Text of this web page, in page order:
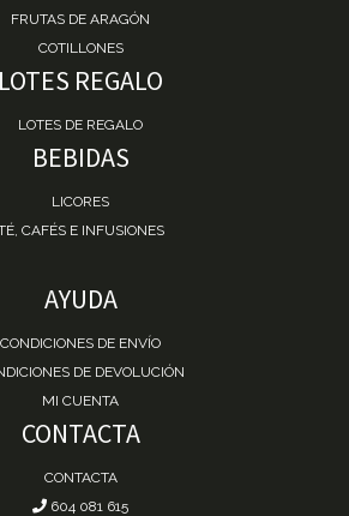
FRUTAS DE ARAGÓN
COTILLONES
LOTES REGALO
LOTES DE REGALO
BEBIDAS
LICORES
CAFÉS E INFUSIONES
AYUDA
CONDICIONES DE ENVÍO
DE DEVOLUCIÓN
MI CUENTA
CONTACTA
CONTACTA
604 081 615